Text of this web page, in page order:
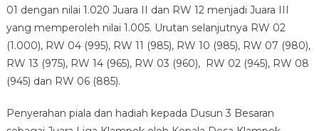
01 dengan nilai 1.020 Juara II dan RW 12 menjadi Juara III
yang memperoleh nilai 1.005. Urutan selanjutnya RW 02
(1.000), RW 04 (995), RW 11 (985), RW 10 (985), RW 07 (980),
RW 13 (975), RW 14 (965), RW 03 (960), RW 02 (945), RW 08
(945) dan RW 06 (885).
Penyerahan piala dan hadiah kepada Dusun 3 Besaran